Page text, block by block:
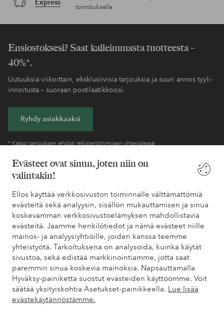
Evästeet ovat sinun, joten niin on
valintakin!
Ellos käyttää verkkosivuston toiminnalle välttämättömiä
evästeitä sekä analyysin, sisällön mukauttamisen ja sinua
koskevamman verkkosivustoelämyksen mahdollistavia
evästeitä. Jaamme henkilötiedot ja nämä evästeet niille
mainos- ja analyysiyhtiöille, joiden kanssa teemme
yhteistyötä. Tarkoituksena on analysoida, kuinka käytät
sivustoa, sekä edistää markkinointiamme, jotta saat
paremmin sinua koskevia mainoksia. Napsauttamalla
Hyväksy-painiketta suostut evästeiden käyttöömme. Voit
säätää yksityiskohtia Asetukset-painikkeella. Lue lisää
evästekäytännöstämme.
Express
toimituksella
Ensiostoksesi? Saat kalleimmasta tuotteesta –
40%*.
Uutuuksia viikoittain, eksklusiivisia tarjouksia ja suuri annos tyyli-
innoitusta – suoraan postilaatikkoosi.
Ryhdy asiakkaaksi
* Katso tarjouksen ehdot rekisteröitymisen yhteydessä
Tarvitsetko apua?
Löydät vastaukset useimmin kysyttyihin kysymyksiin usein
kysytyistä kysymyksistä. Löydät myös tietoa siitä, miten voit ottaa
meihin yhteyttä.
Asiakaspalvelu Tilaukset Maksutavat
Omat sivut